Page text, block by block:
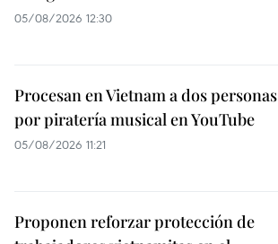
05/08/2026 12:30
Procesan en Vietnam a dos personas
por piratería musical en YouTube
05/08/2026 11:21
Proponen reforzar protección de